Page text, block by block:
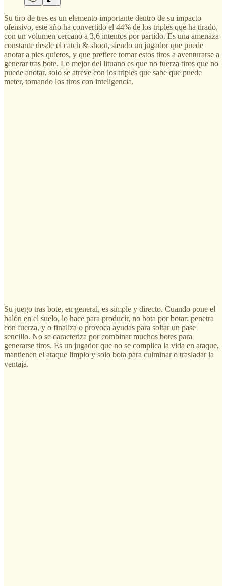
Su tiro de tres es un elemento importante dentro de su impacto
ofensivo, este año ha convertido el 44% de los triples que ha tirado,
con un volumen cercano a 3,6 intentos por partido. Es una amenaza
constante desde el catch & shoot, siendo un jugador que puede
anotar a pies quietos, y que prefiere tomar estos tiros a aventurarse a
generar tras bote. Lo mejor del lituano es que no fuerza tiros que no
puede anotar, solo se atreve con los triples que sabe que puede
meter, tomando los tiros con inteligencia.
Su juego tras bote, en general, es simple y directo. Cuando pone el
balón en el suelo, lo hace para producir, no bota por botar: penetra
con fuerza, y o finaliza o provoca ayudas para soltar un pase
sencillo. No se caracteriza por combinar muchos botes para
generarse tiros. Es un jugador que no se complica la vida en ataque,
mantienen el ataque limpio y solo bota para culminar o trasladar la
ventaja.